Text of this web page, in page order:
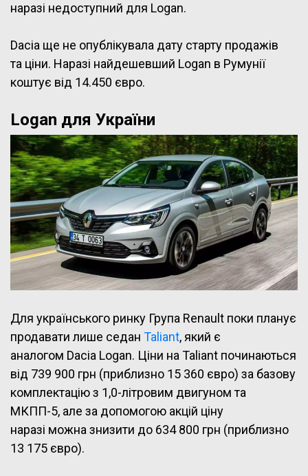
наразі недоступний для Logan.
Dacia ще не опублікувала дату старту продажів
та ціни. Наразі найдешевший Logan в Румунії
коштує від 14.450 євро.
Logan для України
Для українського ринку Група Renault поки планує
продавати лише седан Taliant, який є
аналогом Dacia Logan. Ціни на Taliant починаються
від 739 900 грн (приблизно 15 360 євро) за базову
комплектацію з 1,0-літровим двигуном та
МКПП-5, але за допомогою акцій ціну
наразі можна знизити до 634 800 грн (приблизно
13 175 євро).